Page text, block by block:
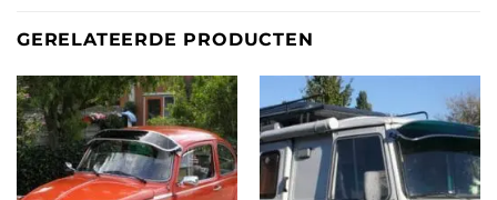
GERELATEERDE PRODUCTEN